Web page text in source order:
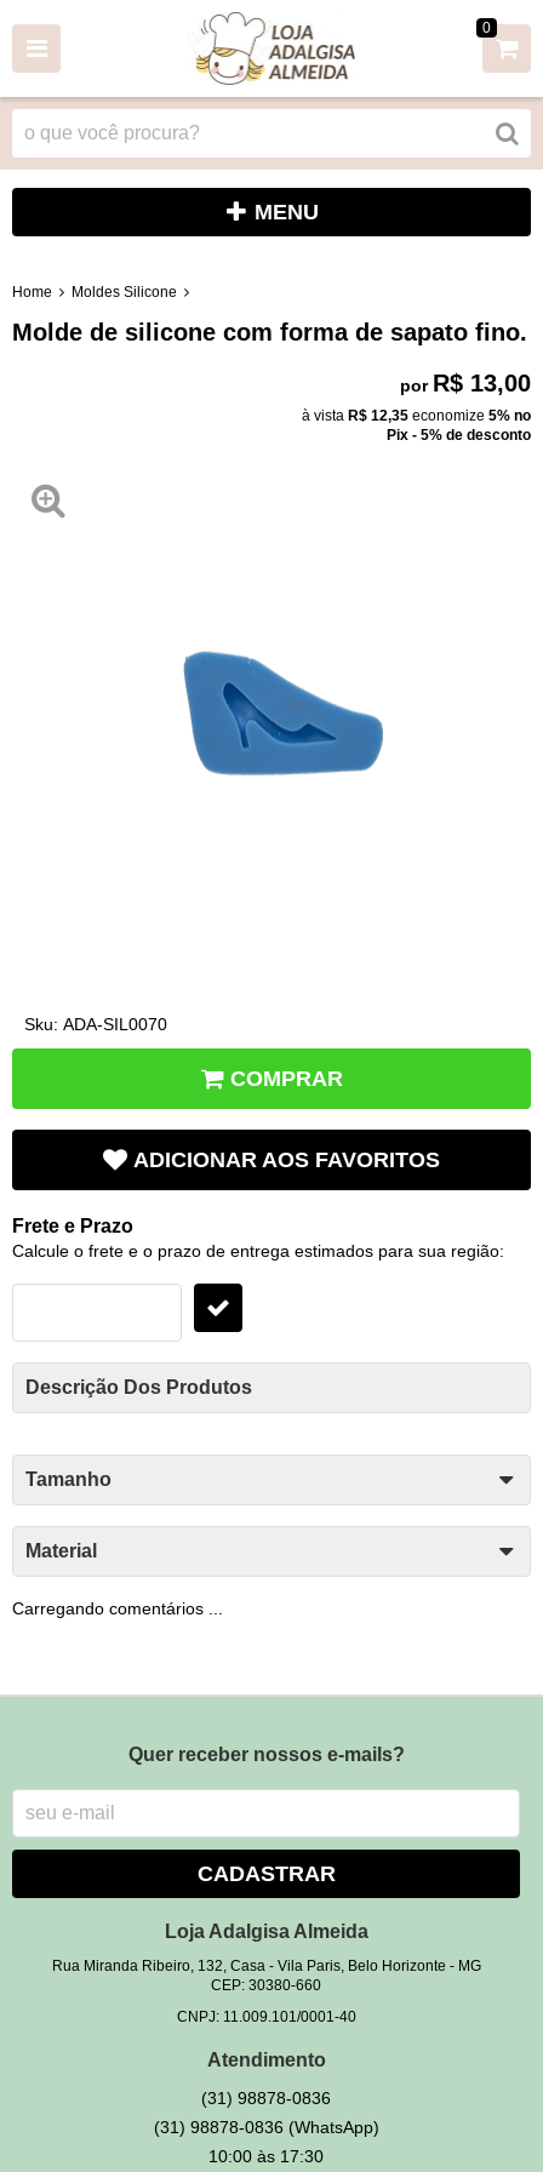
0
MENU
Home Moldes Silicone
Molde de silicone com forma de sapato fino.
por R$ 13,00
à vista R$ 12,35 economize 5% no
Pix - 5% de desconto
Sku: ADA-SIL0070
COMPRAR
ADICIONAR AOS FAVORITOS
Frete e Prazo
Calcule o frete e o prazo de entrega estimados para sua região:
Descrição Dos Produtos
Tamanho
Material
Carregando comentários ...
Quer receber nossos e-mails?
CADASTRAR
Loja Adalgisa Almeida
Rua Miranda Ribeiro, 132, Casa- Vila Paris, Belo Horizonte - MG
CEP: 30380-660
CNPJ: 11.009.101/0001-40
Atendimento
(31) 98878-0836
(31) 98878-0836 (WhatsApp)
10:00 às 17:30